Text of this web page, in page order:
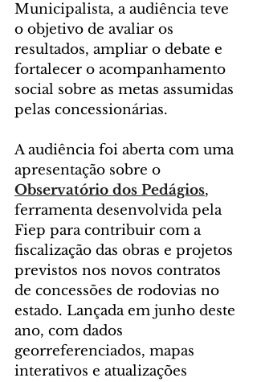
Municipalista, a audiência teve
o objetivo de avaliar os
resultados, ampliar o debate e
fortalecer o acompanhamento
social sobre as metas assumidas
pelas concessionárias.
A audiência foi aberta com uma
apresentação sobre o
Observatório dos Pedágios,
ferramenta desenvolvida pela
Fiep para contribuir com a
fiscalização das obras e projetos
previstos nos novos contratos
de concessões de rodovias no
estado. Lançada em junho deste
ano, com dados
georreferenciados, mapas
interativos e atualizações